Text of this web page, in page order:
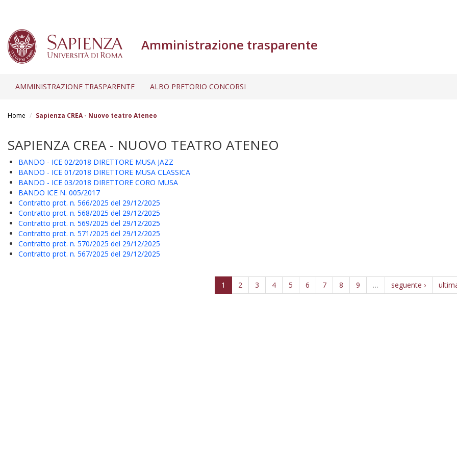
Amministrazione trasparente
AMMINISTRAZIONE TRASPARENTE ALBO PRETORIO CONCORSI
Home Sapienza CREA - Nuovo teatro Ateneo
SAPIENZA CREA - NUOVO TEATRO ATENEO
BANDO - ICE 02/2018 DIRETTORE MUSA JAZZ
BANDO - ICE 01/2018 DIRETTORE MUSA CLASSICA
BANDO - ICE 03/2018 DIRETTORE CORO MUSA
BANDO ICE N. 005/2017
Contratto prot. n. 566/2025 del 29/12/2025
Contratto prot. n. 568/2025 del 29/12/2025
Contratto prot. n. 569/2025 del 29/12/2025
Contratto prot. n. 571/2025 del 29/12/2025
Contratto prot. n. 570/2025 del 29/12/2025
Contratto prot. n. 567/2025 del 29/12/2025
1 2 3 4 5 6 7 8 9 … seguente ›